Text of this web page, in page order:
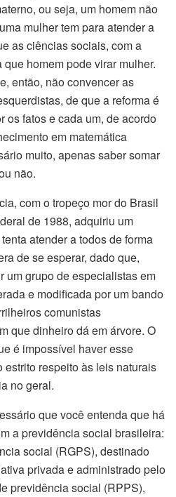
ou seja, um homem não
mulher tem para atender a
as ciências sociais, com a
homem pode virar mulher.
então, não convencer as
de que a reforma é
os fatos e cada um, de acordo
em matemática
muito, apenas saber somar
não.
com o tropeço mor do Brasil
de 1988, adquiriu um
atender a todos de forma
de se esperar, dado que,
um grupo de especialistas em
e modificada por um bando
comunistas
que dinheiro dá em árvore. O
é impossível haver esse
estrito respeito às leis naturais
no geral.
que você entenda que há
a previdência social brasileira:
social (RGPS), destinado
privada e administrado pelo
previdência social (RPPS),